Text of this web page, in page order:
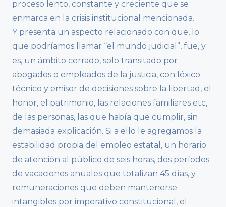
proceso lento, constante y creciente que se
enmarca en la crisis institucional mencionada.
Y presenta un aspecto relacionado con que, lo
que podríamos llamar “el mundo judicial”, fue, y
es, un ámbito cerrado, solo transitado por
abogados o empleados de la justicia, con léxico
técnico y emisor de decisiones sobre la libertad, el
honor, el patrimonio, las relaciones familiares etc,
de las personas, las que había que cumplir, sin
demasiada explicación. Si a ello le agregamos la
estabilidad propia del empleo estatal, un horario
de atención al público de seis horas, dos períodos
de vacaciones anuales que totalizan 45 días, y
remuneraciones que deben mantenerse
intangibles por imperativo constitucional, el